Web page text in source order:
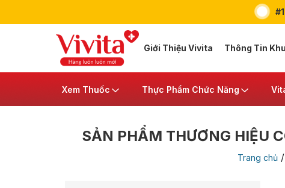
Giới Thiệu Vivita Thông Tin
Xem Thuốc Thực Phẩm Chức Năng
SẢN PHẨM THƯƠNG HIỆU
Trang chủ /